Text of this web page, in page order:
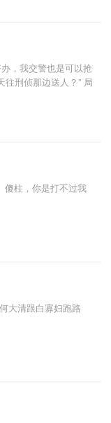
，我交警也是可以抢
刑侦那边送人？” 局
傻柱，你是打不过我
大清跟白寡妇跑路